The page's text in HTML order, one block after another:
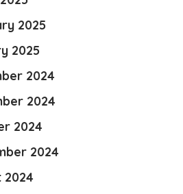
2025
2025
2024
2024
2024
2024
2024